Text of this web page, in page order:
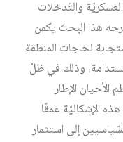
والتّدخلات
هذا البحث يكمن
لحاجات المنطقة
وذلك في ظلّ
الإطار
الإشكاليّة عمقًا
إلى استثمار